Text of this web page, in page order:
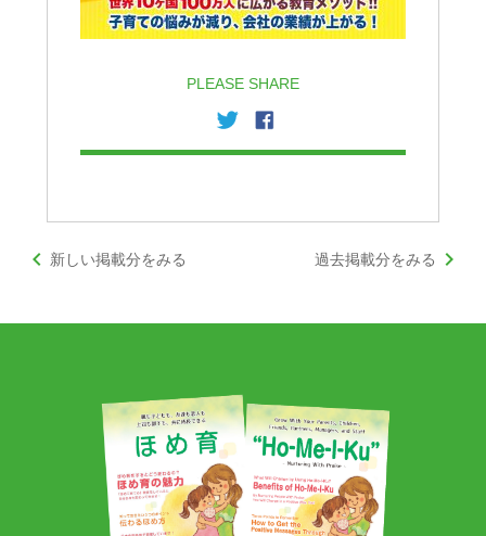
PLEASE SHARE
keyboard_arrow_left新しい掲載分をみる 過去掲載分をみる keyboard_arrow_right